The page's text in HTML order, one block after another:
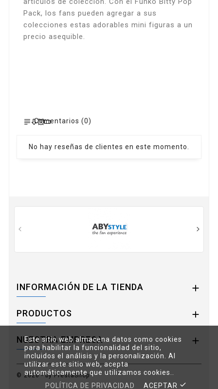
Pack, los fans pueden agregar a sus
colecciones estas adorables mini figuras a un
precio asequible.
Comentarios (0)
No hay reseñas de clientes en este momento.
INFORMACIÓN DE LA TIENDA 
PRODUCTOS 
NUESTRA EMPRESA 
© 2026 - by PrestaShop™
Este sitio web almacena datos como cookies
para habilitar la funcionalidad del sitio,
incluidos el análisis y la personalización. Al
utilizar este sitio web, acepta
automáticamente que utilizamos cookies..
POLÍTICA DE PRIVACIDAD
ACEPTAR